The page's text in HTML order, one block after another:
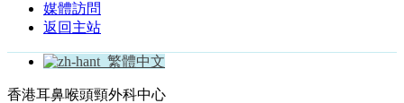
媒體訪問
返回主站
繁體中文
香港耳鼻喉頭頸外科中心